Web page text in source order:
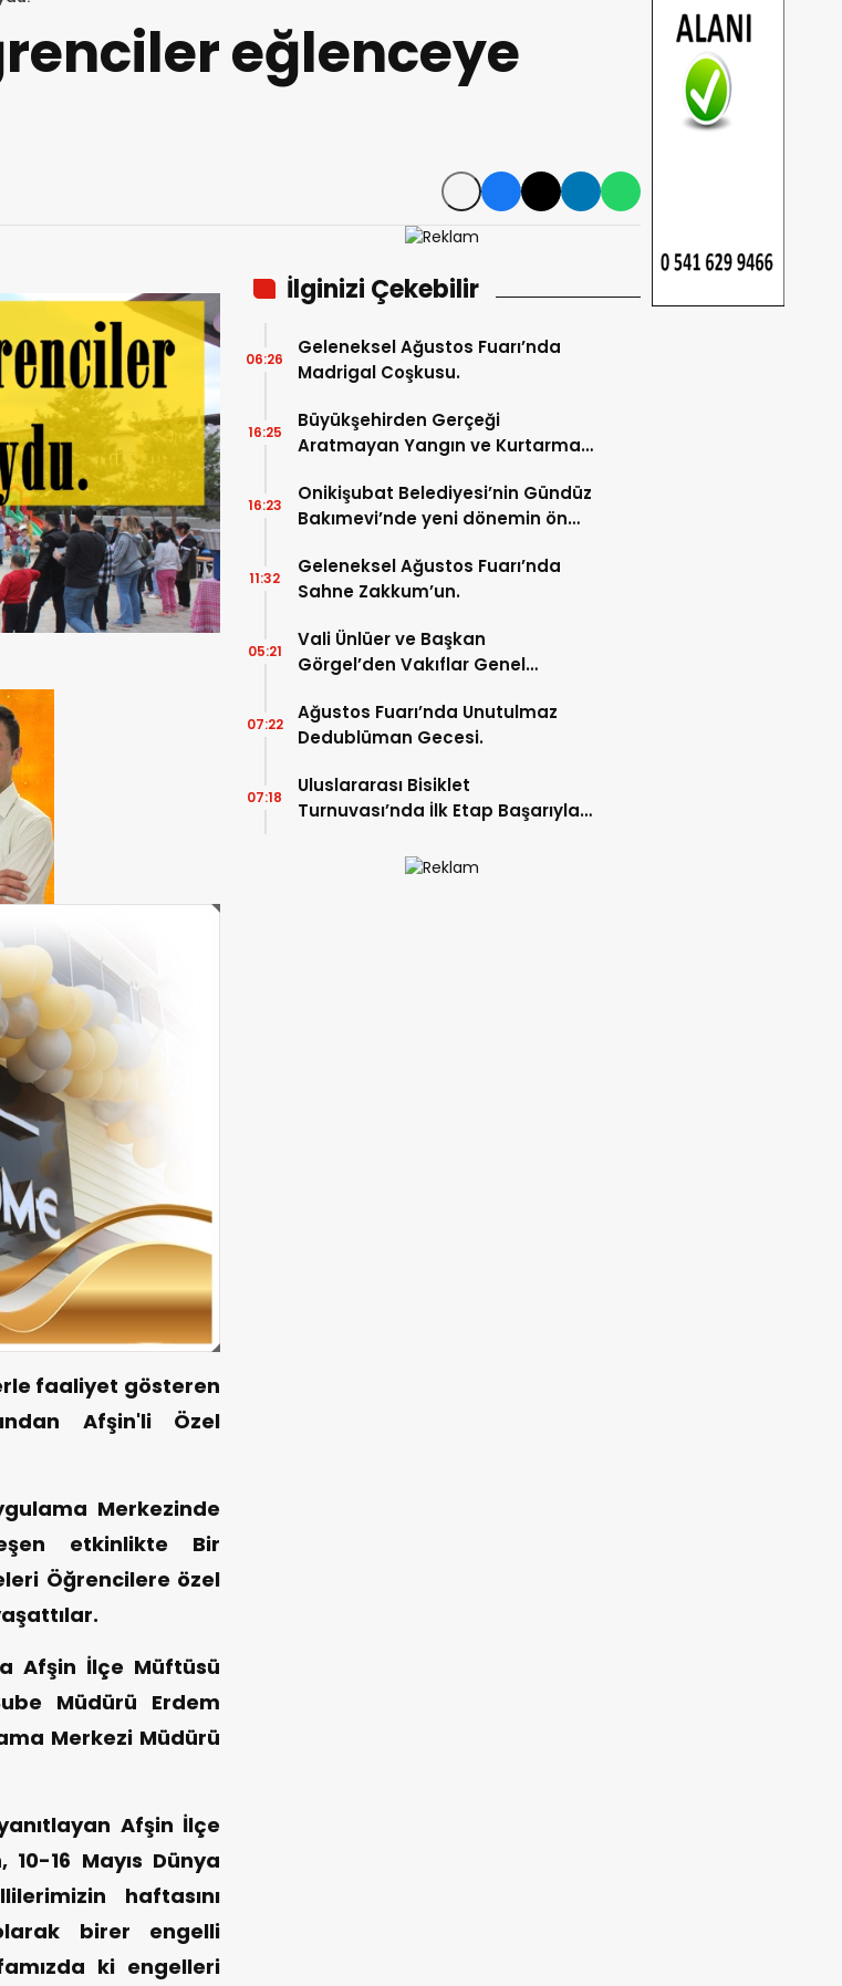
eğlenceye
faaliyet gösteren
Afşin'li Özel
Merkezinde
etkinlikte Bir
Öğrencilere özel
Afşin İlçe Müftüsü
Müdürü Erdem
Merkezi Müdürü
Afşin İlçe
16 Mayıs Dünya
haftasını
birer engelli
ki engelleri
İlginizi Çekebilir
Geleneksel Ağustos Fuarı’nda
Madrigal Coşkusu.
06:26
Büyükşehirden Gerçeği
Aratmayan Yangın ve Kurtarma
16:25
Onikişubat Belediyesi’nin Gündüz
Bakımevi’nde yeni dönemin ön
16:23
Geleneksel Ağustos Fuarı’nda
Sahne Zakkum’un.
11:32
Vali Ünlüer ve Başkan
Görgel’den Vakıflar Genel
05:21
Ağustos Fuarı’nda Unutulmaz
Dedublüman Gecesi.
07:22
Uluslararası Bisiklet
Turnuvası’nda İlk Etap Başarıyla
07:18